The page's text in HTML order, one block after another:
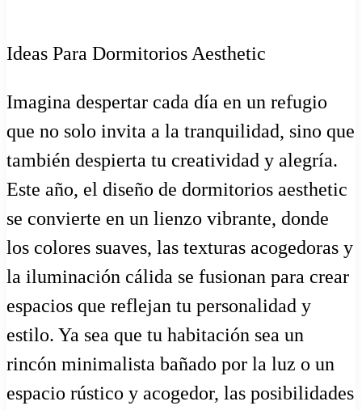
Ideas Para Dormitorios Aesthetic
Imagina despertar cada día en un refugio
que no solo invita a la tranquilidad, sino que
también despierta tu creatividad y alegría.
Este año, el diseño de dormitorios aesthetic
se convierte en un lienzo vibrante, donde
los colores suaves, las texturas acogedoras y
la iluminación cálida se fusionan para crear
espacios que reflejan tu personalidad y
estilo. Ya sea que tu habitación sea un
rincón minimalista bañado por la luz o un
espacio rústico y acogedor, las posibilidades